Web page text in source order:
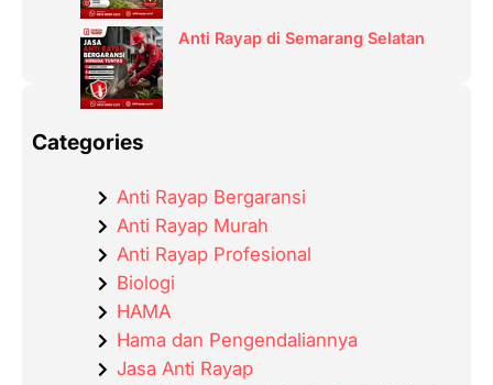
Anti Rayap di Semarang Selatan
Categories
Anti Rayap Bergaransi
Anti Rayap Murah
Anti Rayap Profesional
Biologi
HAMA
Hama dan Pengendaliannya
Jasa Anti Rayap